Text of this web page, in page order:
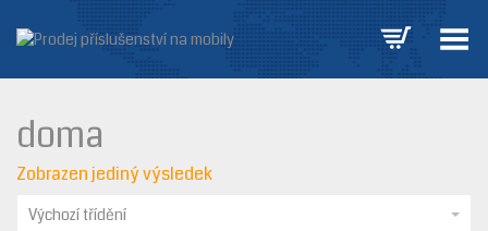
Přepnout nabídku
doma
Zobrazen jediný výsledek
Výchozí třídění